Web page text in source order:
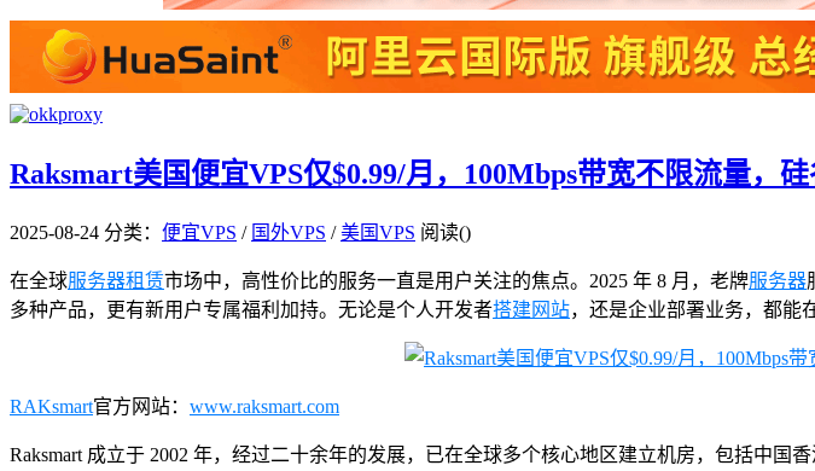
Raksmart美国便宜VPS仅$0.99/月，100Mbps带宽不限流量，
2025-08-24 分类： 便宜VPS / 国外VPS /美国VPS 阅读()
在全球服务器租赁市场中，高性价比的服务一直是用户关注的焦点。2025 年 8 月，老牌服务器
多种产品，更有新用户专属福利加持。无论是个人开发者搭建网站，还是企业部署业务，都能
RAKsmart官方网站： www.raksmart.com
Raksmart 成立于 2002 年，经过二十余年的发展，已在全球多个核心地区建立机房，包括中国香